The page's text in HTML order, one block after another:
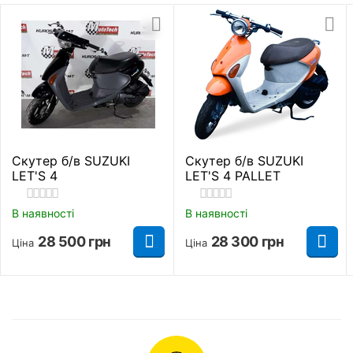
поглинає нерівності, підтримує постійне зчеплення
Сигналізація
Стан Новий
Виробник Spark
Бензин
Посадкових місць 2
Вантажопідйомність 150 кг.
Максимальна
Ремень
Скутер б/в SUZUKI
LET'S 4
В наявності
Ціна 28 500 грн
Скутер б/в SUZUKI
LET'S 4 PALLET
В наявності
Ціна 28 300 грн